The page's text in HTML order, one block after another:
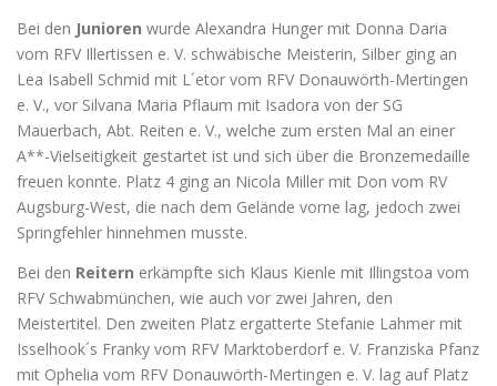
Bei den Junioren wurde Alexandra Hunger mit Donna Daria
vom RFV Illertissen e. V. schwäbische Meisterin, Silber ging an
Lea Isabell Schmid mit L´etor vom RFV Donauwörth-Mertingen
e. V., vor Silvana Maria Pflaum mit Isadora von der SG
Mauerbach, Abt. Reiten e. V., welche zum ersten Mal an einer
A**-Vielseitigkeit gestartet ist und sich über die Bronzemedaille
freuen konnte. Platz 4 ging an Nicola Miller mit Don vom RV
Augsburg-West, die nach dem Gelände vorne lag, jedoch zwei
Springfehler hinnehmen musste.
Bei den Reitern erkämpfte sich Klaus Kienle mit Illingstoa vom
RFV Schwabmünchen, wie auch vor zwei Jahren, den
Meistertitel. Den zweiten Platz ergatterte Stefanie Lahmer mit
Isselhook´s Franky vom RFV Marktoberdorf e. V. Franziska Pfanz
mit Ophelia vom RFV Donauwörth-Mertingen e. V. lag auf Platz